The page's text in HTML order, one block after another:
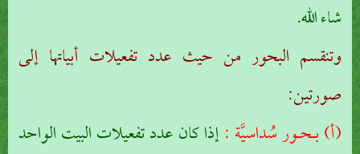
شاء الله.
وتنقسم البحور من حيث عدد تفعيلات أبياتها إلى
صورتين:
(أ) بـحـور سُداسيَّة :إذا كان عدد تفعيلات البيت الواحد